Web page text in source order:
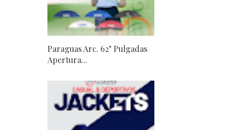
Paraguas Arc. 62" Pulgadas
Apertura...